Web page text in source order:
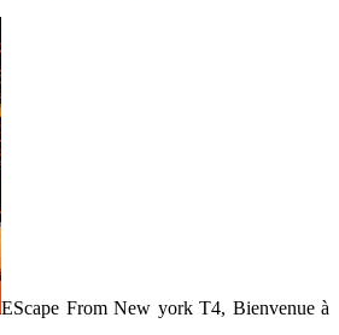
EScape From New york T4, Bienvenue à